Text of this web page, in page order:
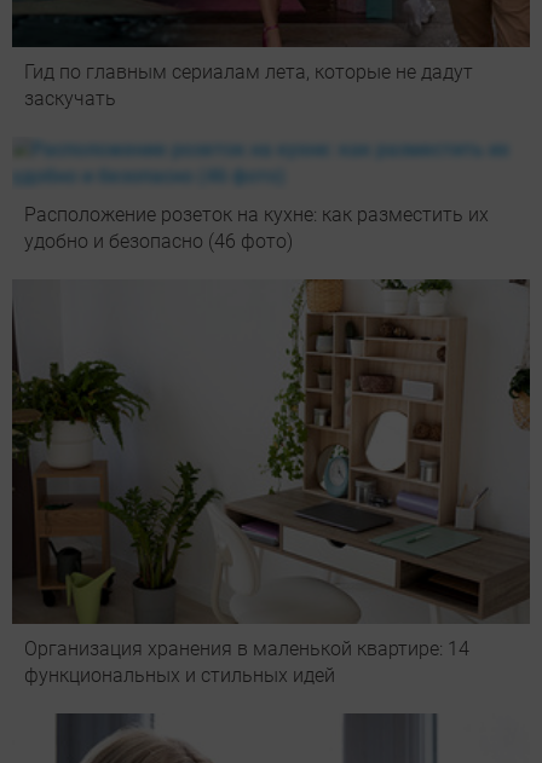
Гид по главным сериалам лета, которые не дадут
заскучать
Расположение розеток на кухне: как разместить их
удобно и безопасно (46 фото)
Организация хранения в маленькой квартире: 14
функциональных и стильных идей